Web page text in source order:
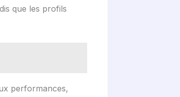
que les profils
performances,